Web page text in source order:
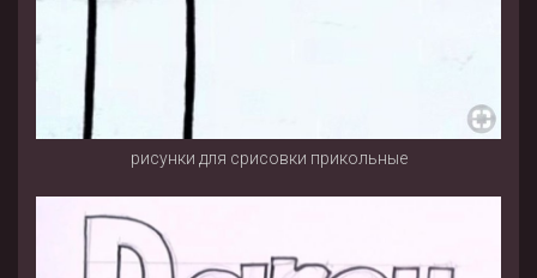
рисунки для срисовки прикольные